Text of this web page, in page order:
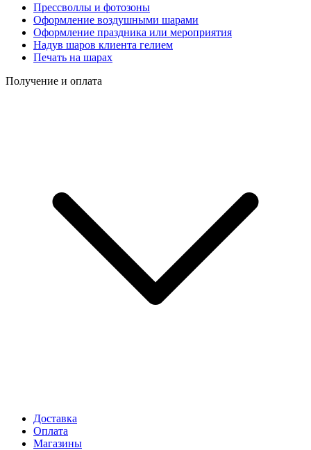
Прессволлы и фотозоны
Оформление воздушными шарами
Оформление праздника или мероприятия
Надув шаров клиента гелием
Печать на шарах
Получение и оплата
Доставка
Оплата
Магазины